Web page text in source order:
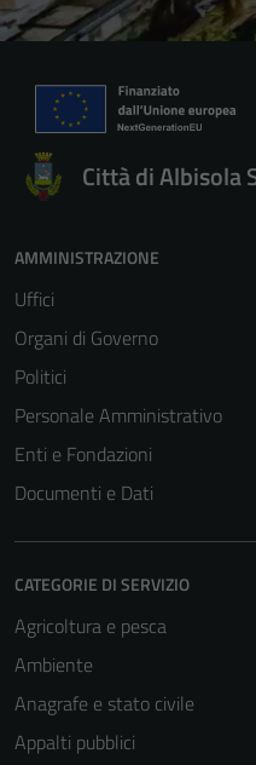
Città di Albisola
AMMINISTRAZIONE
Uffici
Organi di Governo
Politici
Personale Amministrativo
Enti e Fondazioni
Documenti e Dati
CATEGORIE DI SERVIZIO
Agricoltura e pesca
Ambiente
Anagrafe e stato civile
Appalti pubblici